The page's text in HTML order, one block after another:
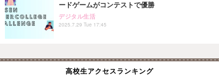
ードゲームがコンテストで優勝
デジタル生活
2025.7.29 Tue 17:45
高校生アクセスランキング